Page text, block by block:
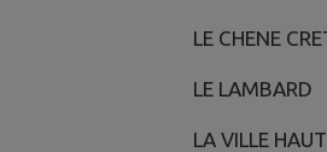
LE CHENE
LE LAMBARD
LA VILLE